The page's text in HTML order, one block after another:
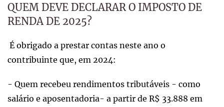
QUEM DEVE DECLARAR O IMPOSTO DE
RENDA DE 2025?
É obrigado a prestar contas neste ano o
contribuinte que, em 2024:
- Quem recebeu rendimentos tributáveis - como
salário e aposentadoria- a partir de R$ 33.888 em